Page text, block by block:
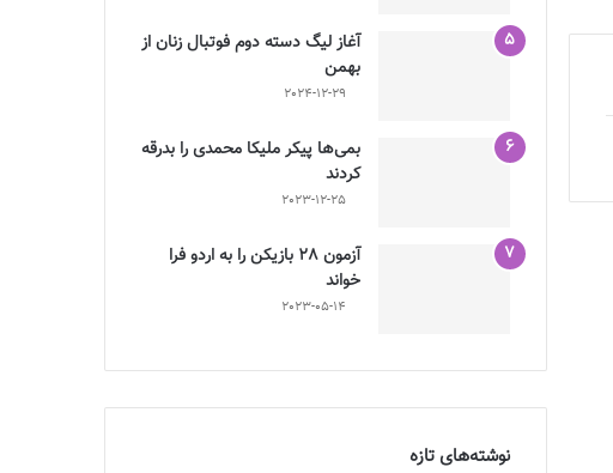
آغاز لیگ دسته دوم فوتبال زنان از
بهمن
2024-12-29
بمی‌ها پیکر ملیکا محمدی را بدرقه
کردند
2023-12-25
آزمون 28 بازیکن را به اردو فرا
خواند
2023-05-14
نوشته‌های تازه